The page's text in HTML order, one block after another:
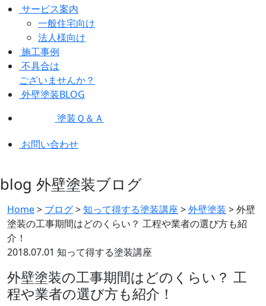
サービス案内
一般住宅向け
法人様向け
施工事例
不具合は
ございませんか？
外壁塗装BLOG
塗装Ｑ＆Ａ
お問い合わせ
blog 外壁塗装ブログ
Home> ブログ>知って得する塗装講座 >外壁塗装 >外壁
塗装の工事期間はどのくらい？ 工程や業者の選び方も紹
介！
2018.07.01 知って得する塗装講座
外壁塗装の工事期間はどのくらい？ 工
程や業者の選び方も紹介！